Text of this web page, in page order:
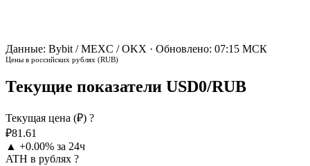
Данные: Bybit / MEXC / OKX · Обновлено: 07:15 МСК
Цены в российских рублях (RUB)
Текущие показатели USD0/RUB
Текущая цена (₽) ?
₽81.61
▲ +0.00% за 24ч
ATH в рублях ?